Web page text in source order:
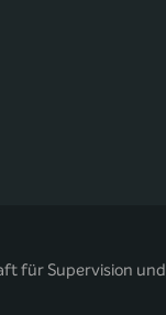
für Supervision und